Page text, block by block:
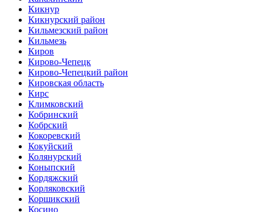
Кикнур
Кикнурский район
Кильмезский район
Кильмезь
Киров
Кирово-Чепецк
Кирово-Чепецкий район
Кировская область
Кирс
Климковский
Кобринский
Кобрский
Кокоревский
Кокуйский
Колянурский
Коныпский
Кордяжский
Корляковский
Коршикский
Косино